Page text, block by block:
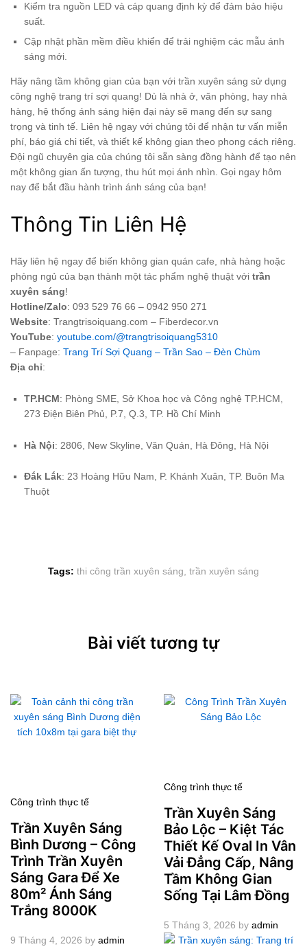
Kiểm tra nguồn LED và cáp quang định kỳ để đảm bảo hiệu
suất.
Cập nhật phần mềm điều khiển để trải nghiệm các mẫu ánh
sáng mới.
Hãy nâng tầm không gian của bạn với trần xuyên sáng sử dụng
công nghệ trang trí sợi quang! Dù là nhà ở, văn phòng, hay nhà
hàng, hệ thống ánh sáng hiện đại này sẽ mang đến sự sang
trọng và tinh tế. Liên hệ ngay với chúng tôi để nhận tư vấn miễn
phí, báo giá chi tiết, và thiết kế không gian theo phong cách riêng.
Đội ngũ chuyên gia của chúng tôi sẵn sàng đồng hành để tạo nên
một không gian ấn tượng, thu hút mọi ánh nhìn. Gọi ngay hôm
nay để bắt đầu hành trình ánh sáng của bạn!
Thông Tin Liên Hệ
Hãy liên hệ ngay để biến không gian quán cafe, nhà hàng hoặc
phòng ngủ của bạn thành một tác phẩm nghệ thuật với trần
xuyên sáng!
Hotline/Zalo: 093 529 76 66 – 0942 950 271
Website: Trangtrisoiquang.com – Fiberdecor.vn
YouTube: youtube.com/@trangtrisoiquang5310
– Fanpage: Trang Trí Sợi Quang – Trần Sao – Đèn Chùm
Địa chỉ:
TP.HCM: Phòng SME, Sở Khoa học và Công nghệ TP.HCM,
273 Điện Biên Phủ, P.7, Q.3, TP. Hồ Chí Minh
Hà Nội: 2806, New Skyline, Văn Quán, Hà Đông, Hà Nội
Đắk Lắk: 23 Hoàng Hữu Nam, P. Khánh Xuân, TP. Buôn Ma
Thuột
Tags: thi công trần xuyên sáng trần xuyên sáng
Bài viết tương tự
Công trình thực tế
Trần Xuyên Sáng
Bình Dương – Công
Trình Trần Xuyên
Sáng Gara Để Xe
80m² Ánh Sáng
Trắng 8000K
9 Tháng 4, 2026 by admin
Công trình thực tế
Trần Xuyên Sáng
Bảo Lộc – Kiệt Tác
Thiết Kế Oval In Vân
Vải Đẳng Cấp, Nâng
Tầm Không Gian
Sống Tại Lâm Đồng
5 Tháng 3, 2026 by admin